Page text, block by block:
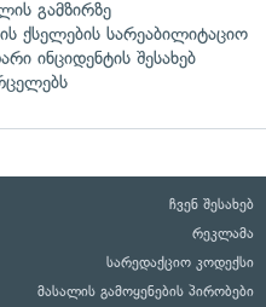
გამზირზე
ქსელების სარეაბილიტაციო
ინციდენტის შესახებ
ჩვენ შესახებ
რეკლამა
სარედაქციო კოდექსი
მასალის გამოყენების პირობები